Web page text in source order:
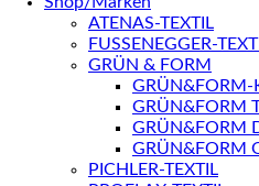
ATENAS-TEXTIL
FUSSENEGGER-
GRÜN & FORM
GRÜN&FORM-
GRÜN&FORM
GRÜN&FORM
GRÜN&FORM
PICHLER-TEXTIL